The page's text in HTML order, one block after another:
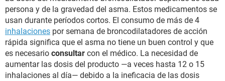
persona y de la gravedad del asma. Estos medicamentos se
usan durante períodos cortos. El consumo de más de 4
inhalaciones por semana de broncodilatadores de acción
rápida significa que el asma no tiene un buen control y que
es necesario consultar con el médico. La necesidad de
aumentar las dosis del producto —a veces hasta 12 o 15
inhalaciones al día— debido a la ineficacia de las dosis